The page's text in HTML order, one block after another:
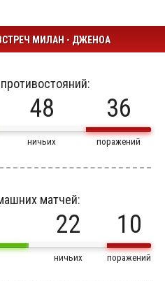
МИЛАН - ДЖЕНОА
48
ничьих
36
поражений
матчей:
22
ничьих
10
поражений